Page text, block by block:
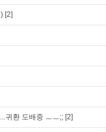
[2]
귀환 도배중 ㅡㅡ;; [2]